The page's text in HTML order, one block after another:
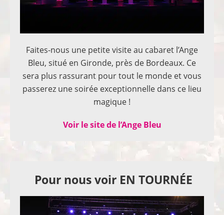
Faites-nous une petite visite au cabaret l’Ange
Bleu, situé en Gironde, près de Bordeaux. Ce
sera plus rassurant pour tout le monde et vous
passerez une soirée exceptionnelle dans ce lieu
magique !
Voir le site de l’Ange Bleu
Pour nous voir EN TOURNÉE